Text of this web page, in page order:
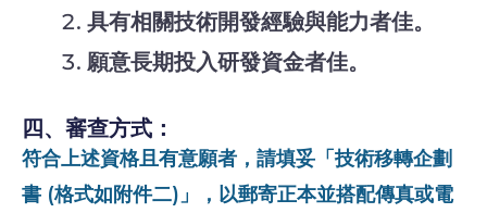
具有相關技術開發經驗與能力者佳。
願意長期投入研發資金者佳。
四、審查方式：
符合上述資格且有意願者，請填妥「技術移轉企劃
書 (格式如附件二)」，以郵寄正本並搭配傳真或電